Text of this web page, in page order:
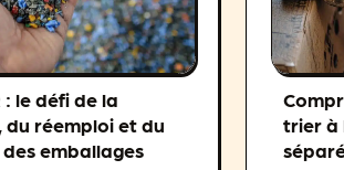
le défi de la
réemploi et du
emballages
trier à